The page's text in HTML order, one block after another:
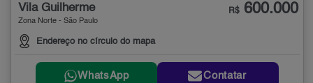
Vila Guilherme
Zona Norte - São Paulo
Endereço no círculo do mapa
R$ 600.000
WhatsApp Contatar